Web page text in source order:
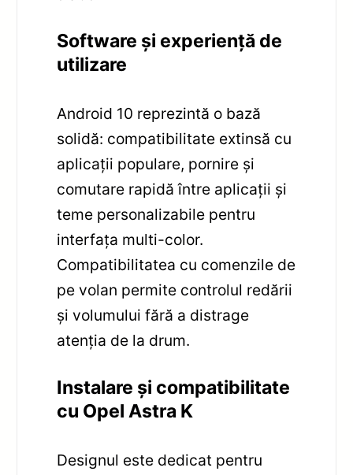
Software și experiență de
utilizare
Android 10 reprezintă o bază
solidă: compatibilitate extinsă cu
aplicații populare, pornire și
comutare rapidă între aplicații și
teme personalizabile pentru
interfața multi-color.
Compatibilitatea cu comenzile de
pe volan permite controlul redării
și volumului fără a distrage
atenția de la drum.
Instalare și compatibilitate
cu Opel Astra K
Designul este dedicat pentru